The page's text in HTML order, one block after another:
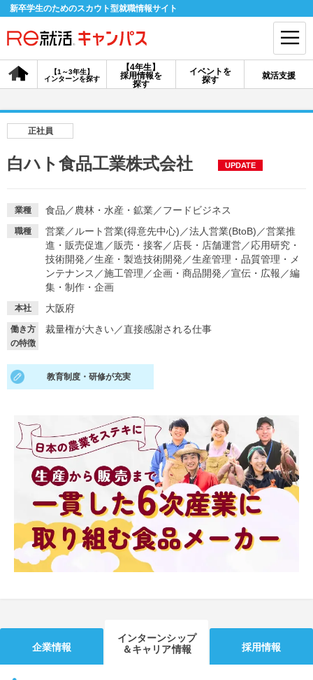
新卒学生のためのスカウト型就職情報サイト
【4年生】
採用情報を
探す
【1～3年生】
インターンを探す
イベントを
探す
就活支援
会員登録 ログイン
採用情報を探す
説明会を探す
インターンを探す
イベントを探す スカウト お知らせ
就活ノウハウ・サポート
就活支援
適職診断
就活ニュースペーパー よくある質問
不明点があればこちら
正社員
白ハト食品工業株式会社 UPDATE
業種 食品 ／農林・水産・鉱業／フードビジネス
職種 営業／ ルート営業(得意先中心) ／法人営業(BtoB) ／営業推
進・販売促進 ／販売・接客 ／ 店長・店舗運営／応用研究・
技術開発 ／生産・製造技術開発 ／生産管理・品質管理・メ
ンテナンス ／施工管理 ／企画・商品開発 ／宣伝・広報 ／編
集・制作・企画
本社 大阪府
働き方
の特徴
裁量権が大きい／直接感謝される仕事
教育制度・研修が充実
企業情報
インターンシップ
＆キャリア情報
採用情報